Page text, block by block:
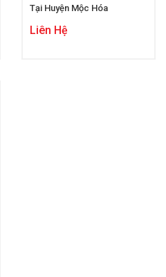
Tại Huyện Mộc Hóa
Liên Hệ